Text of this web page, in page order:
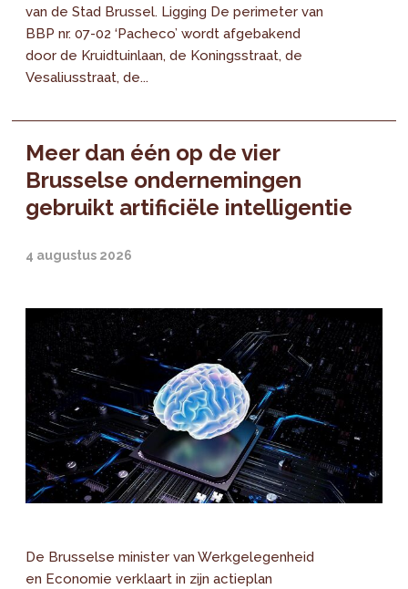
van de Stad Brussel. Ligging De perimeter van
BBP nr. 07-02 ‘Pacheco’ wordt afgebakend
door de Kruidtuinlaan, de Koningsstraat, de
Vesaliusstraat, de...
Meer dan één op de vier
Brusselse ondernemingen
gebruikt artificiële intelligentie
4 augustus 2026
De Brusselse minister van Werkgelegenheid
en Economie verklaart in zijn actieplan